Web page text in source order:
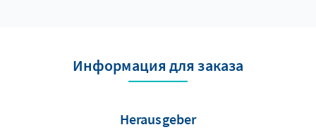
Информация для заказа
Herausgeber